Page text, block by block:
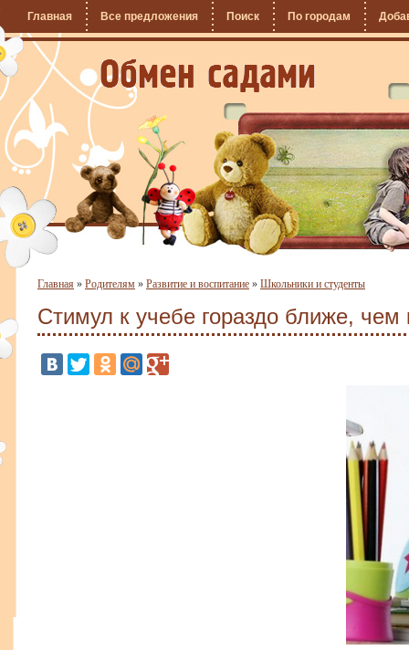
Главная Все предложения Поиск По городам
Главная » Родителям » Развитие и воспитание » Школьники и студенты
Стимул к учебе гораздо ближе, чем